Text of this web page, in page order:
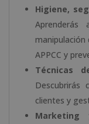
Higiene,
APPCC y
Técnicas
clientes y
Marketing